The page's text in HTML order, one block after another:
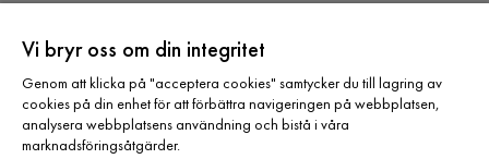
Sortiment
Vi bryr oss om din integritet
Genom att klicka på "acceptera cookies" samtycker du till lagring av
cookies på din enhet för att förbättra navigeringen på webbplatsen,
analysera webbplatsens användning och bistå i våra
marknadsföringsåtgärder.